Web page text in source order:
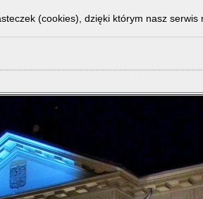
(cookies), dzięki którym nasz serwis